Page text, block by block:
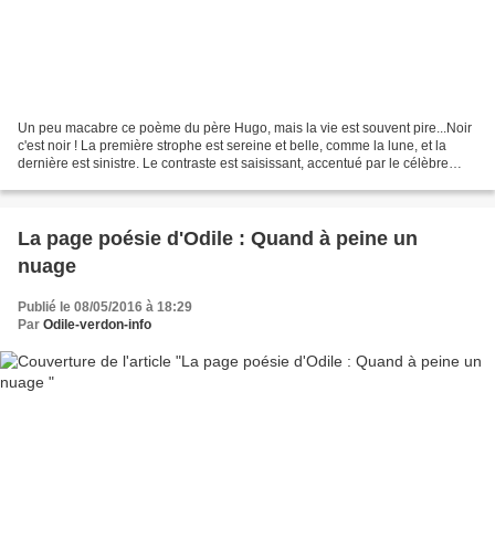
Un peu macabre ce poème du père Hugo, mais la vie est souvent pire...Noir
c'est noir ! La première strophe est sereine et belle, comme la lune, et la
dernière est sinistre. Le contraste est saisissant, accentué par le célèbre
La page poésie d'Odile : Quand à peine un
nuage
Publié le 08/05/2016 à 18:29
Par Odile-verdon-info